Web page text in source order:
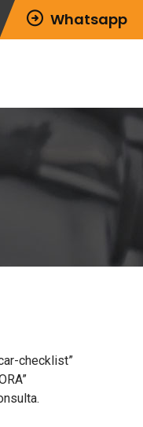
Whatsapp
checklist”